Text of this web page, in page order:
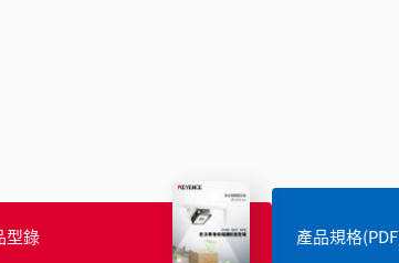
型錄 產品規格